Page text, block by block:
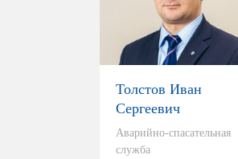
Толстов Иван
Сергеевич
Аварийно-спасательная
служба